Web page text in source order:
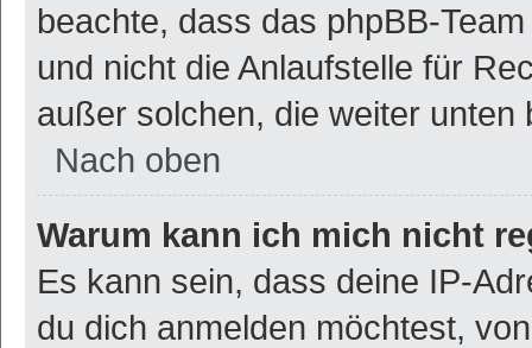
beachte, dass das phpBB-
und nicht die Anlaufstelle für
außer solchen, die weiter unten
Nach oben
Warum kann ich mich nicht
Es kann sein, dass deine IP-
du dich anmelden möchtest,